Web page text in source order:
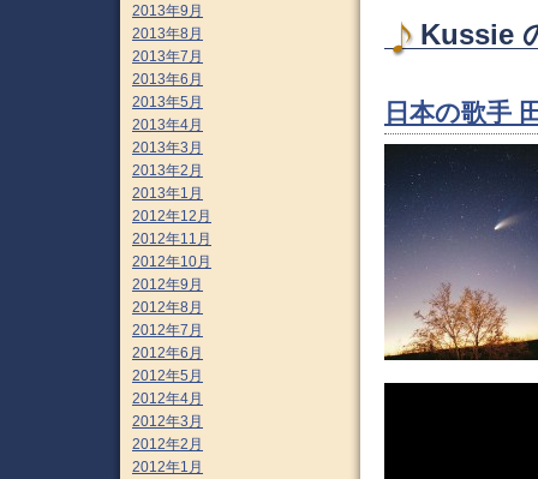
Kussie
日本の歌手
2013年9月
2013年8月
2013年7月
2013年6月
2013年5月
2013年4月
2013年3月
2013年2月
2013年1月
2012年12月
2012年11月
2012年10月
2012年9月
2012年8月
2012年7月
2012年6月
2012年5月
2012年4月
2012年3月
2012年2月
2012年1月